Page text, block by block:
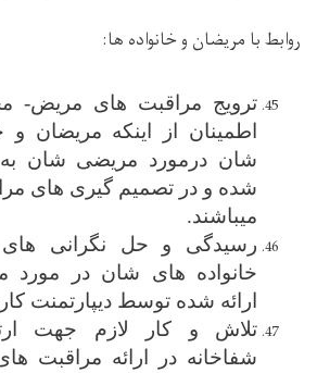
روابط با مریضان و خانواده ‌ها:
ترویج مراقبت های مریض-
اطمینان از اینکه مریضان و
شان درمورد مریضی شان به
شده و در تصمیم گیری های
میباشند.
رسیدگی و حل نگرانی
خانواده ‌های شان در مورد
ارائه شده توسط دیپارتمنت
تلاش و کار لازم جهت
شفاخانه در ارائه مراقبت